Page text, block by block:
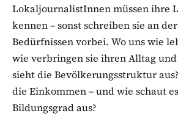
LokaljournalistInnen müssen ihre
kennen – sonst schreiben sie an
Bedürfnissen vorbei. Wo uns wie
wie verbringen sie ihren Alltag
sieht die Bevölkerungsstruktur
die Einkommen – und wie schaut
Bildungsgrad aus?